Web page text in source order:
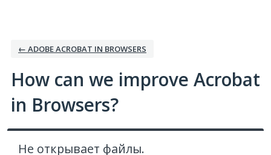
← ADOBE ACROBAT IN BROWSERS
How can we improve Acrobat
in Browsers?
Не открывает файлы.